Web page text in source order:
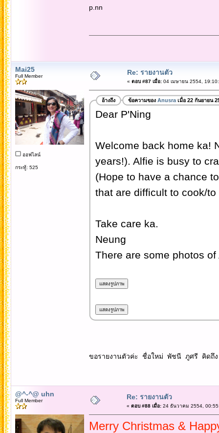
p.nn
Mai25
Full Member
ออฟไลน์
กระทู้: 525
Re: รายงานตัว
« ตอบ #87 เมื่อ:04 เมษายน 2554,
อ้างถึง ข้อความของ Anusraเมื่อ 22 กันยายน
Dear P'Ning
Welcome back home ka!
years!). Alfie is busy to
(Hope to have a chance
that are difficult to cook/to
Take care ka.
Neung
There are some photos
ขอรายงานตัวค่ะ ชื่อใหม่ พัชนี ภูศรี คิดถึง
@^-^@ uhn
Full Member Re: รายงานตัว
« ตอบ #88 เมื่อ:24 ธันวาคม 2554,
Merry Christmas &